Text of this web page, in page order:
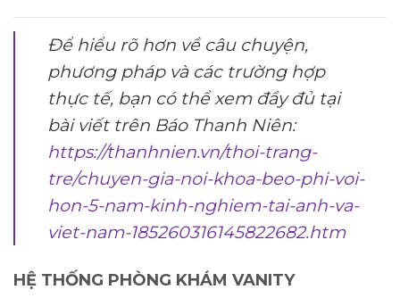
Để hiểu rõ hơn về câu chuyện,
phương pháp và các trường hợp
thực tế, bạn có thể xem đầy đủ tại
bài viết trên Báo Thanh Niên:
https://thanhnien.vn/thoi-trang-
tre/chuyen-gia-noi-khoa-beo-phi-voi-
hon-5-nam-kinh-nghiem-tai-anh-va-
viet-nam-185260316145822682.htm
HỆ THỐNG PHÒNG KHÁM VANITY